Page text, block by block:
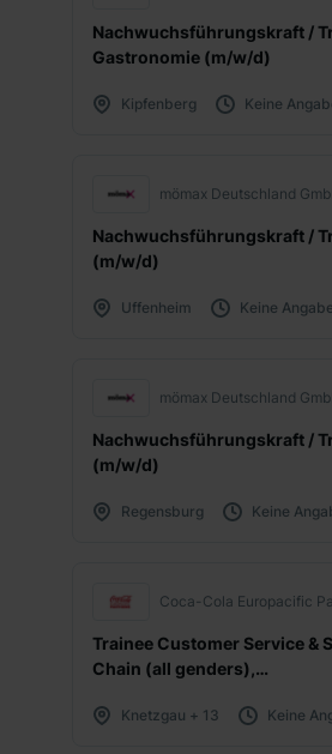
Nachwuchsführungskraft /
Gastronomie (m/w/d)
Kipfenberg Keine
mömax Deutschland
Nachwuchsführungskraft /
(m/w/d)
Uffenheim Keine Angabe
mömax Deutschland
Nachwuchsführungskraft /
(m/w/d)
Regensburg Keine
Trainee Customer Service &
Chain (all genders),
Knetzgau + 13 Keine